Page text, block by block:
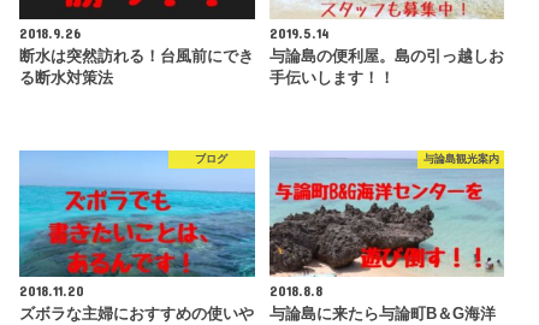
2018.9.26
断水は突然訪れる！台風前にでき
る断水対策法
2019.5.14
与論島の便利屋。島の引っ越しお
手伝いします！！
ブログ
2018.11.20
ズボラな主婦におすすめの使いや
与論島観光案内
2018.8.8
与論島に来たら与論町B＆G海洋